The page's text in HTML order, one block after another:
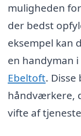
muligheden
der bedst
eksempel kan
en handyman i
Ebeltoft.
håndværkere,
vifte af